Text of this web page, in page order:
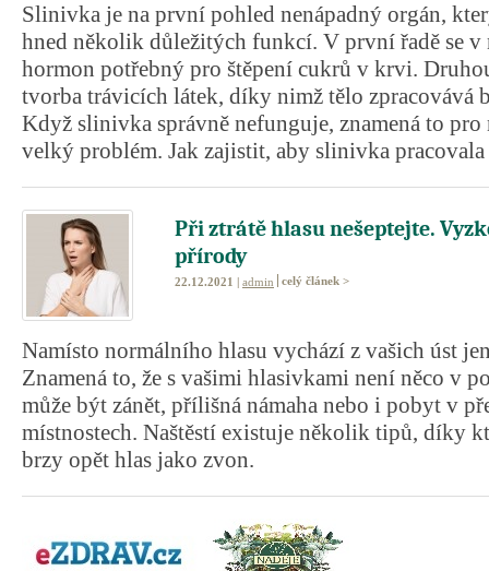
Slinivka je na první pohled nenápadný orgán,
hned několik důležitých funkcí. V první řadě se
hormon potřebný pro štěpení cukrů v krvi.
tvorba trávicích látek, díky nimž tělo zpracovává
Když slinivka správně nefunguje, znamená to pro
velký problém. Jak zajistit, aby slinivka pracovala
Při ztrátě hlasu nešeptejte.
přírody
22.12.2021 | admin celý článek >
Namísto normálního hlasu vychází z vašich úst
Znamená to, že s vašimi hlasivkami není něco v
může být zánět, přílišná námaha nebo i pobyt v
místnostech. Naštěstí existuje několik tipů, díky
brzy opět hlas jako zvon.